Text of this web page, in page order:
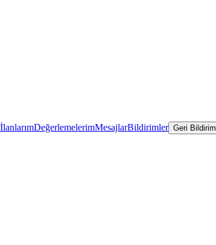
İlanlarımDeğerlemelerimMesajlarBildirimler Geri Bildirim